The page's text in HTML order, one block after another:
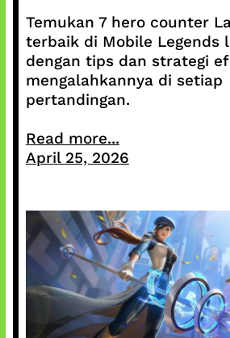
Temukan 7 hero counter
terbaik di Mobile Legends
dengan tips dan strategi
mengalahkannya di setiap
pertandingan.
Read more...
April 25, 2026